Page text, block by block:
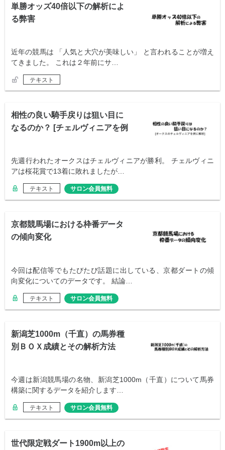
単勝オッズ40倍以下の解析によ
る弊害
近年の競馬は 「人気と大穴が美味しい」 と言われることが増え
てきました。 これは２年前にサ…
テキスト
相性の良い騎手戻りは狙い目に
なるのか？ [チェルヴィニアを例
先週行われたオークスはチェルヴィニアが勝利。 チェルヴィニ
アは桜花賞で13着に敗れましたが…
テキスト サロン会員無料
京都競馬場における枠番データ
の傾向変化
今回は配信等でもたびたび話題に出している、京都ダートの傾
向変化についてのデータです。 結論…
テキスト サロン会員無料
新潟芝1000m（千直）の馬券種
別ＢＯＸ成績とその解析方法
今週は新潟競馬場の名物、新潟芝1000m（千直）について馬券
構築に関するデータを紹介します…
テキスト サロン会員無料
世代限定戦ダート1900m以上の